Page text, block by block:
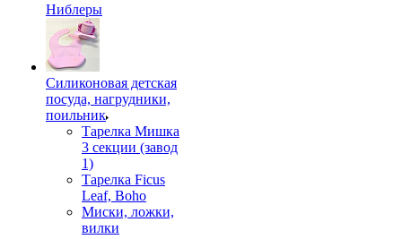
Ниблеры
Силиконовая детская
посуда, нагрудники,
поильник
Тарелка Мишка
3 секции (завод
1)
Тарелка Ficus
Leaf, Boho
Миски, ложки,
вилки